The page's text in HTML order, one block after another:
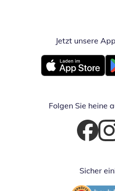
Jetzt unsere
Öffnet in neuem
Folgen Sie heine
Öffnet in
Sicher